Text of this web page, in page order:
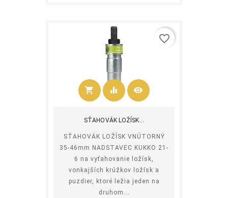
shopping_cart
Kúpiť
equalizer visibility
SŤAHOVÁK LOŽÍSK...
SŤAHOVÁK LOŽÍSK VNÚTORNÝ
35-46mm NADSTAVEC KUKKO 21-
6 na vyťahovanie ložísk,
vonkajších krúžkov ložísk a
puzdier, ktoré ležia jeden na
druhom...
favorite_border